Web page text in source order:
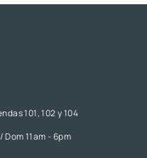
101, 102 y 104
Dom 11am - 6pm